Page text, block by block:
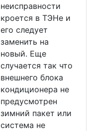
неисправности
кроется в ТЭНе и
его следует
заменить на
новый. Еще
случается так что
внешнего блока
кондиционера не
предусмотрен
зимний пакет или
система не